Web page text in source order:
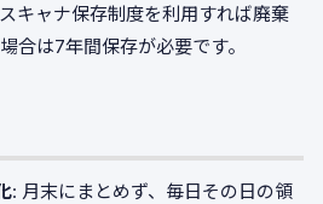
キャナ保存制度を利用すれば廃棄
合は7年間保存が必要です。
: 月末にまとめず、毎日その日の領